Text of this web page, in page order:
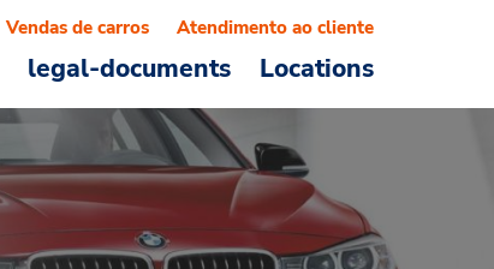
legal-documents Locations
Vendas de carros Atendimento ao cliente